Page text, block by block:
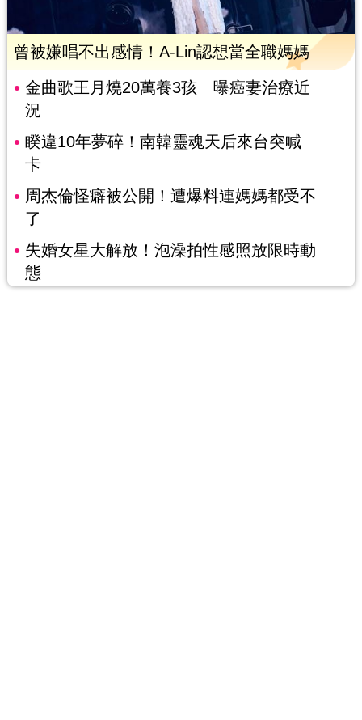
曾被嫌唱不出感情！A-Lin認想當全職媽媽
金曲歌王月燒20萬養3孩 曝癌妻治療近
況
睽違10年夢碎！南韓靈魂天后來台突喊
卡
周杰倫怪癖被公開！遭爆料連媽媽都受不
了
失婚女星大解放！泡澡拍性感照放限時動
態